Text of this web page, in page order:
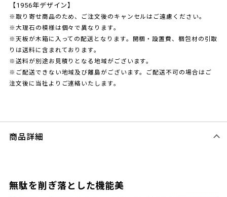
【1956年デザイン】
※取り寄せ商品のため、ご注文後のキャンセルはご遠慮ください。
※大理石の模様は個々で異なります。
※天板が木箱に入っての配送となります。開梱・設置費、梱包材の引取
りは送料に含まれております。
※送料が別途お見積りとなる地域がございます。
※ご配送できない地域及び離島がございます。ご配送不可の場合はご
注文後に当社よりご連絡いたします。
商品詳細
無駄を削ぎ落とした機能美